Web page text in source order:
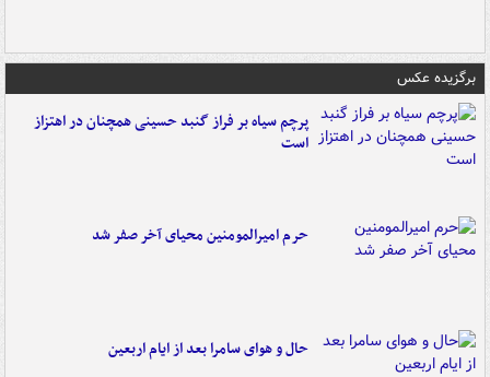
برگزیده عکس
پرچم سیاه بر فراز گنبد حسینی همچنان در اهتزاز
است
حرم امیرالمومنین محیای آخر صفر شد
حال و هوای سامرا بعد از ایام اربعین